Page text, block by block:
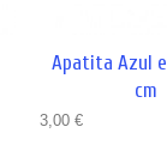
Apatita Azul
cm
3,00 €